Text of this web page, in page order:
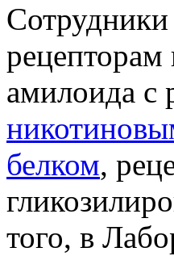
рецепторам
амилоида с
белком,
того, в